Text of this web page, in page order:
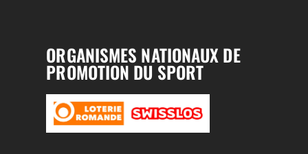
ORGANISMES NATIONAUX DE
PROMOTION DU SPORT